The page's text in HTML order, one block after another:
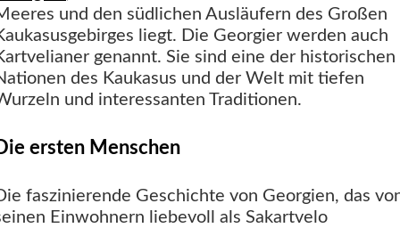
und den südlichen Ausläufern des Großen
liegt. Die Georgier werden auch
genannt. Sie sind eine der historischen
des Kaukasus und der Welt mit tiefen
und interessanten Traditionen.
ersten Menschen
faszinierende Geschichte von Georgien, das
Einwohnern liebevoll als Sakartvelo